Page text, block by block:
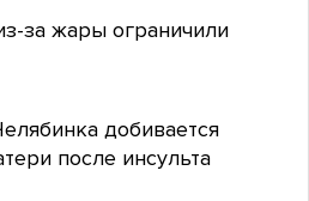
за жары ограничили
добивается
после инсульта